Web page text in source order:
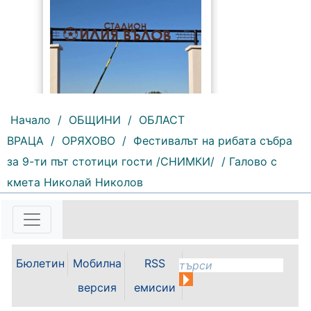
145 | 2026-08-06 09:55:43
С футболна среща между
Кнежа/ и "Ботев" /Враца/ ще
Кнежа. Спортното съоръжение
вратар от близкото минало
Начало / ОБЩИНИ / ОБЛАСТ
ВРАЦА / ОРЯХОВО / Фестивалът на рибата събра
за 9-ти път стотици гости /СНИМКИ/ / Галово с
кмета Николай Николов
Бюлетин
Мобилна
версия
RSS
емисии